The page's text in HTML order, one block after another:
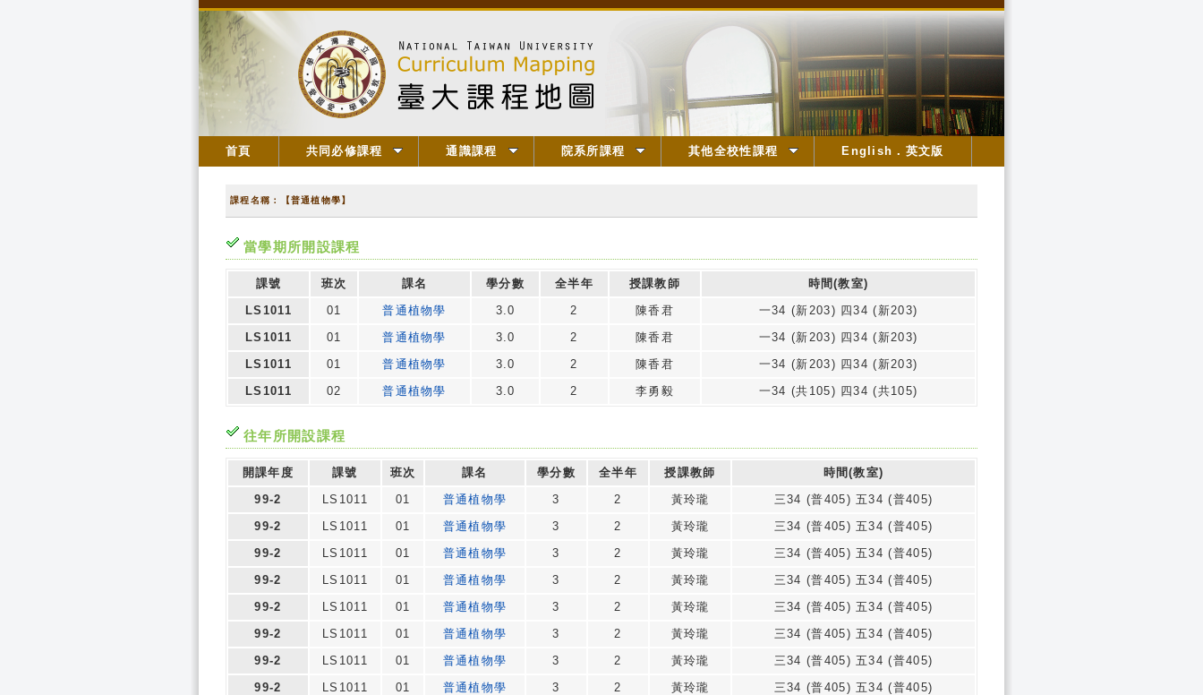
首頁 共同必修課程 通識課程 院系所課程 其他全校性課程 English．英文版
課程名稱：【普通植物學】
當學期所開設課程
課號 班次 課名 學分數 全半年 授課教師
時間(教室)
LS1011
01 普通植物學 3.0 2 陳香君
一34 (新203) 四34 (新203)
LS1011
01 普通植物學 3.0 2 陳香君
一34 (新203) 四34 (新203)
LS1011
01 普通植物學 3.0 2 陳香君
一34 (新203) 四34 (新203)
LS1011
02 普通植物學 3.0 2 李勇毅 一34 (共105) 四34 (共105)
往年所開設課程
開課年度 課號 班次 課名 學分數 全半年 授課教師
時間(教室)
99-2
LS1011 01 普通植物學 3 2 黃玲瓏
三34 (普405) 五34 (普405)
99-2
LS1011 01 普通植物學 3 2 黃玲瓏
三34 (普405) 五34 (普405)
99-2
LS1011 01 普通植物學 3 2 黃玲瓏
三34 (普405) 五34 (普405)
99-2
LS1011 01 普通植物學 3 2 黃玲瓏
三34 (普405) 五34 (普405)
99-2
LS1011 01 普通植物學 3 2 黃玲瓏
三34 (普405) 五34 (普405)
99-2
LS1011 01 普通植物學 3 2 黃玲瓏
三34 (普405) 五34 (普405)
99-2
LS1011 01 普通植物學 3 2 黃玲瓏
三34 (普405) 五34 (普405)
99-2
LS1011 01 普通植物學 3 2 黃玲瓏
三34 (普405) 五34 (普405)